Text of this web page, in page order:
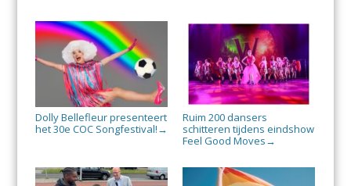
Dolly Bellefleur presenteert
het 30e COC Songfestival! →
Ruim 200 dansers
schitteren tijdens eindshow
Feel Good Moves →